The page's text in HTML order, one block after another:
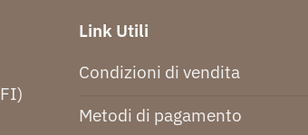
Link Utili
Condizioni di vendita
Metodi di pagamento